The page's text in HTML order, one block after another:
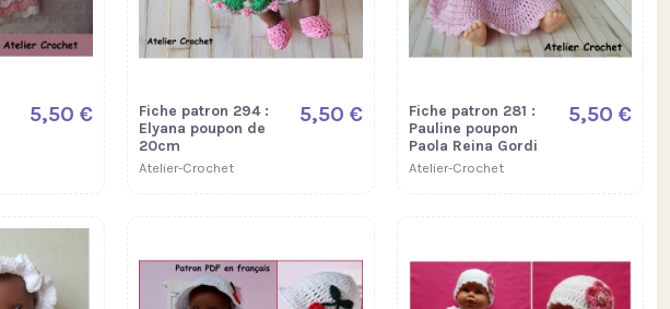
5,50 €
Fiche patron 294 :
Elyana poupon de
20cm
Atelier-Crochet
5,50 €
Fiche patron 281 :
Pauline poupon
Paola Reina Gordi
Atelier-Crochet
5,50 €